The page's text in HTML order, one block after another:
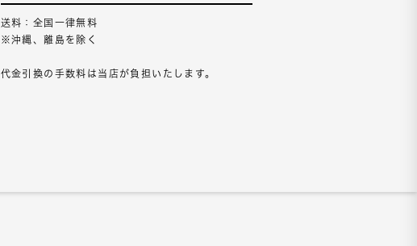
送料：全国一律無料
※沖縄、離島を除く
代金引換の手数料は当店が負担いたします。